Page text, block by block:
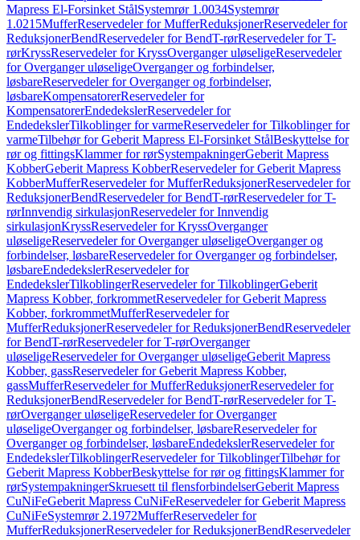
Mapress El-Forsinket StålSystemrør 1.0034Systemrør
1.0215MufferReservedeler for MufferReduksjonerReservedeler for
ReduksjonerBendReservedeler for BendT-rørReservedeler for T-
rørKryssReservedeler for KryssOverganger uløseligeReservedeler
for Overganger uløseligeOverganger og forbindelser,
løsbareReservedeler for Overganger og forbindelser,
løsbareKompensatorerReservedeler for
KompensatorerEndedekslerReservedeler for
EndedekslerTilkoblinger for varmeReservedeler for Tilkoblinger for
varmeTilbehør for Geberit Mapress El-Forsinket StålBeskyttelse for
rør og fittingsKlammer for rørSystempakningerGeberit Mapress
KobberGeberit Mapress KobberReservedeler for Geberit Mapress
KobberMufferReservedeler for MufferReduksjonerReservedeler for
ReduksjonerBendReservedeler for BendT-rørReservedeler for T-
rørInnvendig sirkulasjonReservedeler for Innvendig
sirkulasjonKryssReservedeler for KryssOverganger
uløseligeReservedeler for Overganger uløseligeOverganger og
forbindelser, løsbareReservedeler for Overganger og forbindelser,
løsbareEndedekslerReservedeler for
EndedekslerTilkoblingerReservedeler for TilkoblingerGeberit
Mapress Kobber, forkrommetReservedeler for Geberit Mapress
Kobber, forkrommetMufferReservedeler for
MufferReduksjonerReservedeler for ReduksjonerBendReservedeler
for BendT-rørReservedeler for T-rørOverganger
uløseligeReservedeler for Overganger uløseligeGeberit Mapress
Kobber, gassReservedeler for Geberit Mapress Kobber,
gassMufferReservedeler for MufferReduksjonerReservedeler for
ReduksjonerBendReservedeler for BendT-rørReservedeler for T-
rørOverganger uløseligeReservedeler for Overganger
uløseligeOverganger og forbindelser, løsbareReservedeler for
Overganger og forbindelser, løsbareEndedekslerReservedeler for
EndedekslerTilkoblingerReservedeler for TilkoblingerTilbehør for
Geberit Mapress KobberBeskyttelse for rør og fittingsKlammer for
rørSystempakningerSkruesett til flensforbindelserGeberit Mapress
CuNiFeGeberit Mapress CuNiFeReservedeler for Geberit Mapress
CuNiFeSystemrør 2.1972MufferReservedeler for
MufferReduksjonerReservedeler for ReduksjonerBendReservedeler